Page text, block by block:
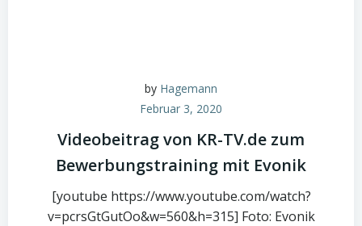
by Hagemann
Februar 3, 2020
Videobeitrag von KR-TV.de zum
Bewerbungstraining mit Evonik
[youtube https://www.youtube.com/watch?
v=pcrsGtGutOo&w=560&h=315] Foto: Evonik